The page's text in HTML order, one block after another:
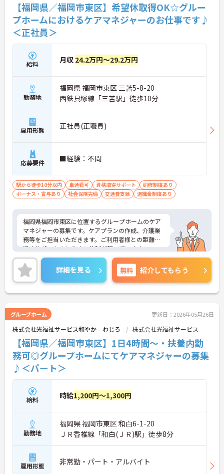
【福岡県／福岡市東区】希望休取得OK☆グルー
プホームにおけるケアマネジャーのお仕事です♪
＜正社員＞
給料 月収 24.2万円～29.2万円
勤務地
福岡県 福岡市東区 三苫5-8-20
西鉄貝塚線「三苫駅」徒歩10分
雇用形態 正社員(正職員)
応募要件 ■経験：不問
駅から徒歩10分以内 車通勤可 資格取得サポート
研修制度あり
ボーナス・賞与あり
社会保険完備 交通費支給 退職金制度あり
福岡県福岡市東区に位置するグループホームのケア
マネジャーの募集です。ケアプランの作成、介護業
務等をご担当いただきます。ご利用者様との距離も
近くサポートのしやすい体制が整っています。
日勤のみも相談可能、また4週8休制、希望休も月3
日の考慮があり、プライベートの時間も確保しやす
いです。
ご興味のある方には、面接対策ポイントなど、さら
に詳細をご案内しますのでお気軽にご相談くださ
詳細を見る 無料 紹介してもらう
グループホーム 更新日：2026年05月26日
株式会社光福祉サービス和やか わじろ 株式会社光福祉サービス
【福岡県／福岡市東区】1日4時間～・扶養内勤
務可◎グループホームにてケアマネジャーの募集
♪＜パート＞
給料 時給1,200円～1,300円
勤務地
福岡県 福岡市東区 和白6-1-20
ＪＲ香椎線「和白(ＪＲ)駅」徒歩8分
雇用形態 非常勤・パート・アルバイト